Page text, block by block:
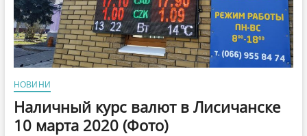
НОВИНИ
Наличный курс валют в Лисичанске
10 марта 2020 (Фото)